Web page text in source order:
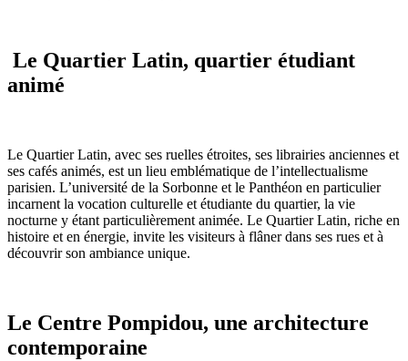
Le Quartier Latin, quartier étudiant
animé
Le Quartier Latin, avec ses ruelles étroites, ses librairies anciennes et
ses cafés animés, est un lieu emblématique de l’intellectualisme
parisien. L’université de la Sorbonne et le Panthéon en particulier
incarnent la vocation culturelle et étudiante du quartier, la vie
nocturne y étant particulièrement animée. Le Quartier Latin, riche en
histoire et en énergie, invite les visiteurs à flâner dans ses rues et à
découvrir son ambiance unique.
Le Centre Pompidou, une architecture
contemporaine